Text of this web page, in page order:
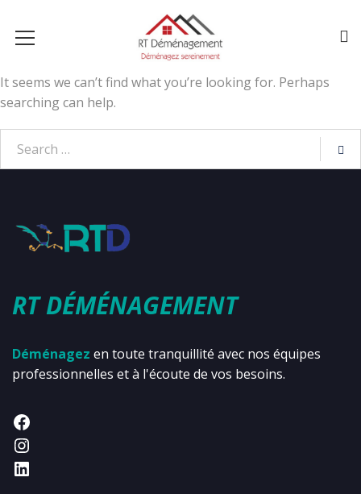
It seems we can’t find what you’re looking for. Perhaps
searching can help.
RT DÉMÉNAGEMENT
Déménagez en toute tranquillité avec nos équipes
professionnelles et à l'écoute de vos besoins.